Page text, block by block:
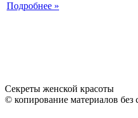
Подробнее »
Секреты женской красоты
© копирование материалов без